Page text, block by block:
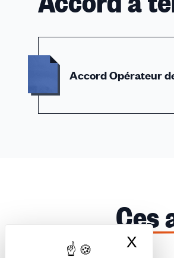
X
Accord Opérateur
Ces